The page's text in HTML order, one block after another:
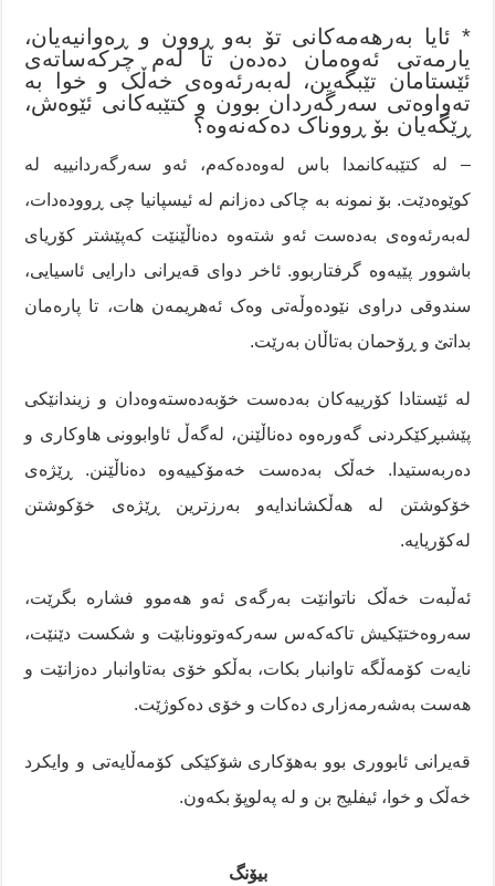
* ئایا بەرهەمەکانی تۆ بەو ڕوون و ڕەوانیەیان،
یارمەتی ئەوەمان دەدەن تا لەم چرکەساتەی
ئێستامان تێبگەین، لەبەرئەوەی خەڵک و خوا بە
تەواوەتی سەرگەردان بوون و کتێبەکانی ئێوەش،
ڕێگەیان بۆ ڕووناک دەکەنەوە؟
– لە کتێبەکانمدا باس لەوەدەکەم، ئەو سەرگەردانییە لە
کوێوەدێت. بۆ نمونە بە چاکی دەزانم لە ئیسپانیا چی ڕوودەدات،
لەبەرئەوەی بەدەست ئەو شتەوە دەناڵێنێت کەپێشتر کۆریای
باشوور پێیەوە گرفتاربوو. ئاخر دوای قەیرانی دارایی ئاسیایی،
سندوقی دراوی نێودەوڵەتی وەک ئەهریمەن هات، تا پارەمان
بداتێ و ڕۆحمان بەتاڵان بەرێت.
لە ئێستادا کۆرییەکان بەدەست خۆبەدەستەوەدان و زیندانێکی
پێشبڕکێکردنی گەورەوە دەناڵێنن، لەگەڵ ئاوابوونی هاوکاری و
دەربەستیدا. خەڵک بەدەست خەمۆکییەوە دەناڵێنن. ڕێژەی
خۆکوشتن لە هەڵکشاندایەو بەرزترین ڕێژەی خۆکوشتن
لەکۆریایە.
ئەڵبەت خەڵک ناتوانێت بەرگەی ئەو هەموو فشارە بگرێت،
سەروەختێکیش تاکەکەس سەرکەوتوونابێت و شکست دێنێت،
نایەت کۆمەڵگە تاوانبار بکات، بەڵکو خۆی بەتاوانبار دەزانێت و
هەست بەشەرمەزاری دەکات و خۆی دەکوژێت.
قەیرانی ئابووری بوو بەهۆکاری شۆکێکی کۆمەڵایەتی و وایکرد
خەڵک و خوا، ئیفلیج بن و لە پەلوپۆ بکەون.
بیۆنگ